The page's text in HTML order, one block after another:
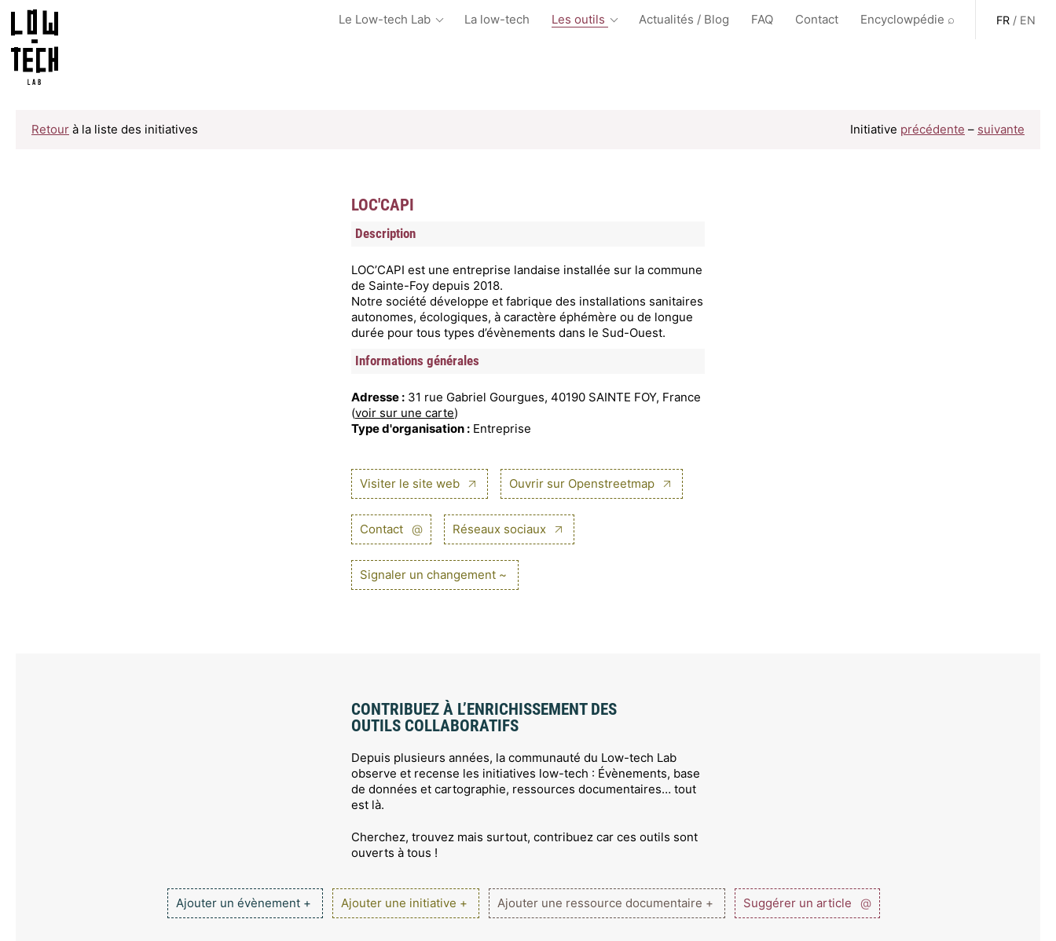
Le Low-tech Lab La low-tech Les outils Actualités / Blog FAQ Contact Encyclowpédie ⌕ FR / EN
Retour à la liste des initiatives Initiative précédente – suivante
LOC'CAPI
Description
LOC’CAPI est une entreprise landaise installée sur la commune
de Sainte-Foy depuis 2018.
Notre société développe et fabrique des installations sanitaires
autonomes, écologiques, à caractère éphémère ou de longue
durée pour tous types d’évènements dans le Sud-Ouest.
Informations générales
Adresse : 31 rue Gabriel Gourgues, 40190 SAINTE FOY, France
(voir sur une carte)
Type d'organisation : Entreprise
Visiter le site web Ouvrir sur Openstreetmap
Contact @ Réseaux sociaux
Signaler un changement ~
CONTRIBUEZ À L’ENRICHISSEMENT DES
OUTILS COLLABORATIFS
Depuis plusieurs années, la communauté du Low-tech Lab
observe et recense les initiatives low-tech : Évènements, base
de données et cartographie, ressources documentaires… tout
est là.
Cherchez, trouvez mais surtout, contribuez car ces outils sont
ouverts à tous !
Ajouter un évènement + Ajouter une initiative + Ajouter une ressource documentaire + Suggérer un article @